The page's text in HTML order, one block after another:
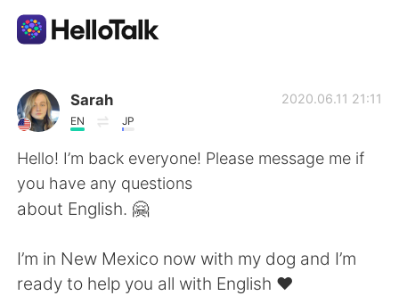
Приложение для Языкового Обмена
AI Grammar Checker
Русский
English 简体中文
Sarah
EN JP
2020.06.11 21:11
Hello! I’m back everyone! Please message me if
you have any questions
about English. 🤗
I’m in New Mexico now with my dog and I’m
ready to help you all with English ❤️